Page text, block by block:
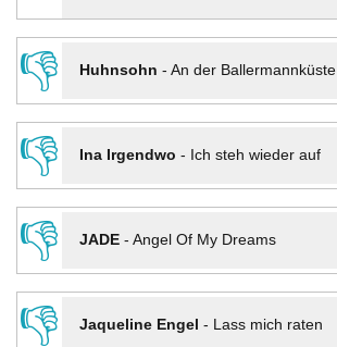
👎
Huhnsohn - An der Ballermannküste
👎
Ina Irgendwo - Ich steh wieder auf
👎
JADE- Angel Of My Dreams
👎
Jaqueline Engel - Lass mich raten